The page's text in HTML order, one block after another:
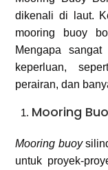
dikenali di laut.
mooring buoy
Mengapa
keperluan,
perairan, dan
Mooring
Mooring buoy
untuk proyek-